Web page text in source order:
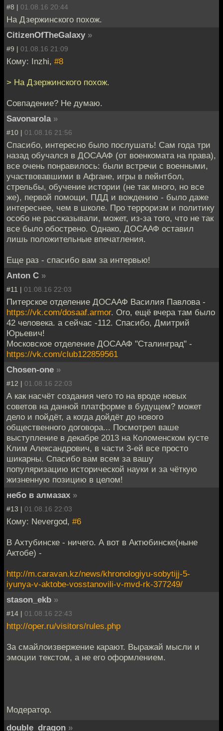
#8 | 01.08.16 20:44
На Дзержинского похож.
CitizenOfTheGalaxy »
#9 | 01.08.16 21:09
Кому: Inzhi, #8
> На Дзержинского похож.
Совпадение? Не думаю.
Savonarola »
#10 | 01.08.16 21:56
Спасибо, интересно было послушать! Сам года три
назад обучался в ДОСААФ (от военкомата на права),
все очень понравилось: были встречи с военными,
участвовавшими в Афгане, игры в пейнтбол,
стрельбы, обучение истории (не так много, но все
же), первой помощи, ПДД и вождению - было даже
интереснее, чем в школе. Про терроризм и политику
особо не рассказывали, может, из-за того, что не так
все было обострено. Однако, ДОСААФ оставил
лишь положительные впечатления.
Еще раз - спасибо вам за интервью!
Anton C »
#11 | 01.08.16 22:03
Питерское отделение ДОСААФ Василия Павлова -
https://vk.com/dosaaf.armor. Ого, ещё вчера там было
42 человека. а сейчас -112. Спасибо, Дмитрий
Юрьевич!
Московское отделение ДОСААФ "Сталинград" -
https://vk.com/club122859561
Chosen-one »
#12 | 01.08.16 22:03
А как насчёт создания чего то на вроде новых
советов на данной платформе в будущем? может
дело и пойдёт, а когда дойдёт до нового
общественного договора... Посмотрел ваше
выступление в декабре 2013 на Коломенском кусте
Клим Александрович, в части 3-ей все просто
шикарны. Спасибо вам всем за вашу
популяризацию исторической науки и за чёткую
жизненную позицию в целом!
небо в алмазах »
#13 | 01.08.16 22:03
Кому: Nevergod, #6
В Ахтубинске - ничего. А вот в Актюбинске(ныне
Актобе) -
http://m.caravan.kz/news/khronologiyu-sobytijj-5-
iyunya-v-aktobe-vosstanovili-v-mvd-rk-377249/
stason_ekb »
#14 | 01.08.16 22:43
http://oper.ru/visitors/rules.php
За смайлоизвержение карают. Выражай мысли и
эмоции текстом, а не его оформлением.
Модератор.
double_dragon »